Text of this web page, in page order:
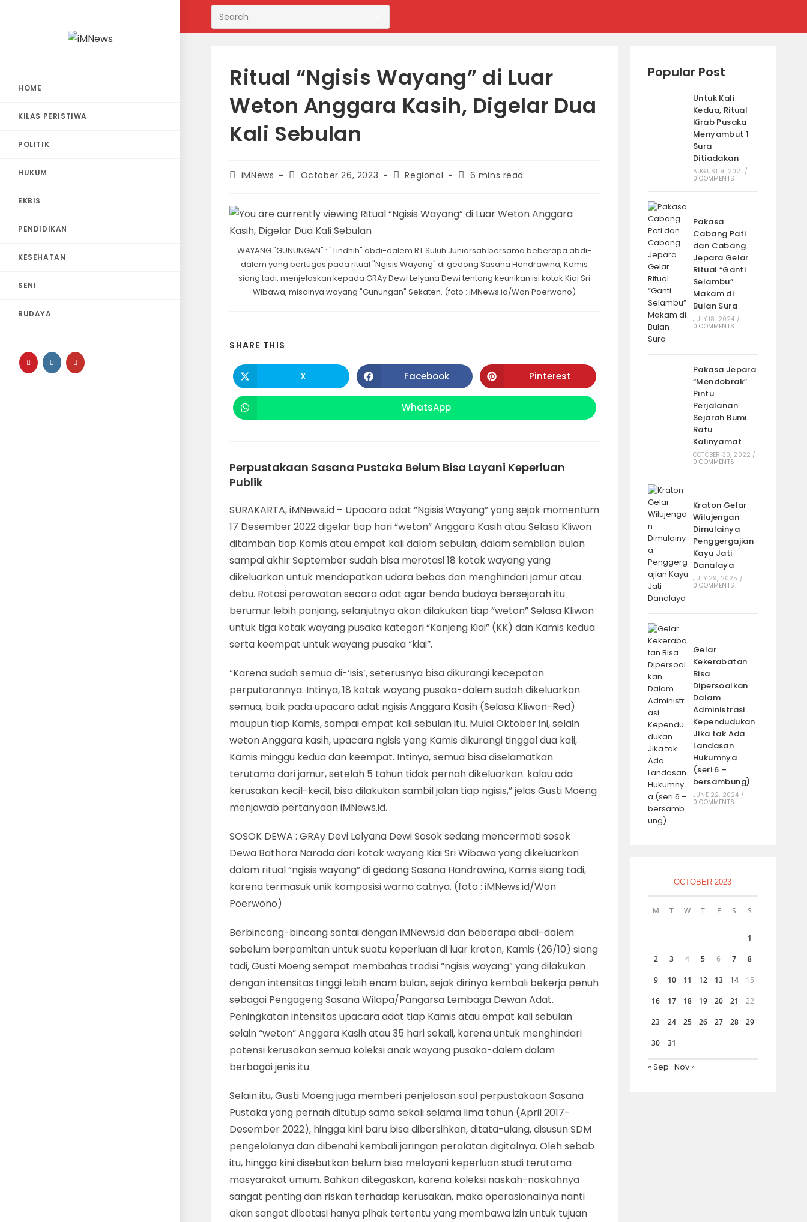
content
HOME
KILAS PERISTIWA
POLITIK
HUKUM
EKBIS
PENDIDIKAN
KESEHATAN
SENI
BUDAYA
Ritual “Ngisis Wayang” di Luar
Weton Anggara Kasih, Digelar Dua
Kali Sebulan
PostiMNews
PostOctober 26, 2023
PostRegional
Reading
6 mins read
WAYANG "GUNUNGAN" : "Tindhih" abdi-dalem RT Suluh Juniarsah bersama beberapa abdi-
dalem yang bertugas pada ritual "Ngisis Wayang" di gedong Sasana Handrawina, Kamis
siang tadi, menjelaskan kepada GRAy Dewi Lelyana Dewi tentang keunikan isi kotak Kiai Sri
Wibawa, misalnya wayang "Gunungan" Sekaten. (foto : iMNews.id/Won Poerwono)
SHARE THIS
THIS
CONTENT
Opens
in
a
X Opens
in
a
new
window
Facebook Opens
in
a
Pinterest
Opens
in
WhatsApp
Perpustakaan Sasana Pustaka Belum Bisa Layani Keperluan
Publik
SURAKARTA, iMNews.id – Upacara adat “Ngisis Wayang” yang sejak momentum
17 Desember 2022 digelar tiap hari “weton” Anggara Kasih atau Selasa Kliwon
ditambah tiap Kamis atau empat kali dalam sebulan, dalam sembilan bulan
sampai akhir September sudah bisa merotasi 18 kotak wayang yang
dikeluarkan untuk mendapatkan udara bebas dan menghindari jamur atau
debu. Rotasi perawatan secara adat agar benda budaya bersejarah itu
berumur lebih panjang, selanjutnya akan dilakukan tiap “weton” Selasa Kliwon
untuk tiga kotak wayang pusaka kategori “Kanjeng Kiai” (KK) dan Kamis kedua
serta keempat untuk wayang pusaka “kiai”.
“Karena sudah semua di-‘isis’, seterusnya bisa dikurangi kecepatan
perputarannya. Intinya, 18 kotak wayang pusaka-dalem sudah dikeluarkan
semua, baik pada upacara adat ngisis Anggara Kasih (Selasa Kliwon-Red)
maupun tiap Kamis, sampai empat kali sebulan itu. Mulai Oktober ini, selain
weton Anggara kasih, upacara ngisis yang Kamis dikurangi tinggal dua kali,
Kamis minggu kedua dan keempat. Intinya, semua bisa diselamatkan
terutama dari jamur, setelah 5 tahun tidak pernah dikeluarkan. kalau ada
kerusakan kecil-kecil, bisa dilakukan sambil jalan tiap ngisis,” jelas Gusti Moeng
menjawab pertanyaan iMNews.id.
SOSOK DEWA : GRAy Devi Lelyana Dewi Sosok sedang mencermati sosok
Dewa Bathara Narada dari kotak wayang Kiai Sri Wibawa yang dikeluarkan
dalam ritual “ngisis wayang” di gedong Sasana Handrawina, Kamis siang tadi,
karena termasuk unik komposisi warna catnya. (foto : iMNews.id/Won
Poerwono)
Berbincang-bincang santai dengan iMNews.id dan beberapa abdi-dalem
sebelum berpamitan untuk suatu keperluan di luar kraton, Kamis (26/10) siang
tadi, Gusti Moeng sempat membahas tradisi “ngisis wayang” yang dilakukan
dengan intensitas tinggi lebih enam bulan, sejak dirinya kembali bekerja penuh
sebagai Pengageng Sasana Wilapa/Pangarsa Lembaga Dewan Adat.
Peningkatan intensitas upacara adat tiap Kamis atau empat kali sebulan
selain “weton” Anggara Kasih atau 35 hari sekali, karena untuk menghindari
potensi kerusakan semua koleksi anak wayang pusaka-dalem dalam
berbagai jenis itu.
Selain itu, Gusti Moeng juga memberi penjelasan soal perpustakaan Sasana
Pustaka yang pernah ditutup sama sekali selama lima tahun (April 2017-
Desember 2022), hingga kini baru bisa dibersihkan, ditata-ulang, disusun SDM
pengelolanya dan dibenahi kembali jaringan peralatan digitalnya. Oleh sebab
itu, hingga kini disebutkan belum bisa melayani keperluan studi terutama
masyarakat umum. Bahkan ditegaskan, karena koleksi naskah-naskahnya
sangat penting dan riskan terhadap kerusakan, maka operasionalnya nanti
akan sangat dibatasi hanya pihak tertentu yang membawa izin untuk tujuan
Popular Post
Untuk Kali
Kedua, Ritual
Kirab Pusaka
Menyambut 1
Sura
Ditiadakan
AUGUST 9, 2021 /
0 COMMENTS
Pakasa
Cabang Pati
dan Cabang
Jepara Gelar
Ritual “Ganti
Selambu”
Makam di
Bulan Sura
JULY 18, 2024 /
0 COMMENTS
Pakasa Jepara
“Mendobrak”
Pintu
Perjalanan
Sejarah Bumi
Ratu
Kalinyamat
OCTOBER 30, 2022 /
0 COMMENTS
Kraton Gelar
Wilujengan
Dimulainya
Penggergajian
Kayu Jati
Danalaya
JULY 29, 2025 /
0 COMMENTS
Gelar
Kekerabatan
Bisa
Dipersoalkan
Dalam
Administrasi
Kependudukan
Jika tak Ada
Landasan
Hukumnya
(seri 6 –
bersambung)
JUNE 22, 2024 /
0 COMMENTS
OCTOBER 2023
M T W T F S S
1
2 3 4 5 6 7 8
9 10 11 12 13 14 15
16 17 18 19 20 21 22
23 24 25 26 27 28 29
30 31
« Sep Nov »